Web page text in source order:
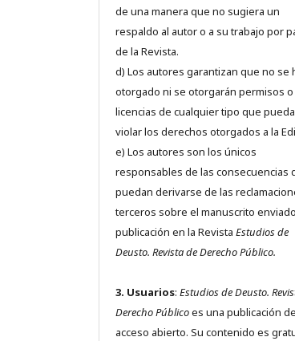
de una manera que no sugiera un
respaldo al autor o a su trabajo por
de la Revista.
d) Los autores garantizan que no se
otorgado ni se otorgarán permisos o
licencias de cualquier tipo que
violar los derechos otorgados a la
e) Los autores son los únicos
responsables de las consecuencias
puedan derivarse de las
terceros sobre el manuscrito
publicación en la Revista Estudios de
Deusto. Revista de Derecho Público.
3. Usuarios: Estudios de Deusto.
Derecho Públicoes una publicación de
acceso abierto. Su contenido es